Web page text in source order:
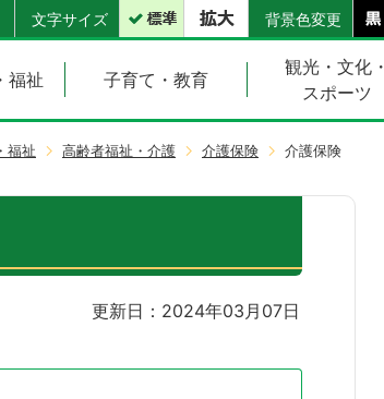
文字サイズ 背景色変更
福祉 子育て・教育
観光・文化・
スポーツ
福祉 高齢者福祉・介護 介護保険 介護保険
更新日：2024年03月07日